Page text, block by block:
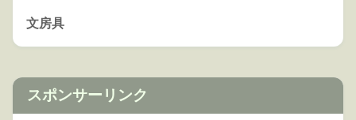
文房具
スポンサーリンク